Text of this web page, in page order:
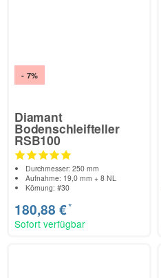
- 7%
Diamant
Bodenschleifteller
RSB100
Durchmesser: 250 mm
Aufnahme: 19,0 mm + 8 NL
Körnung: #30
180,88 €*
Sofort verfügbar